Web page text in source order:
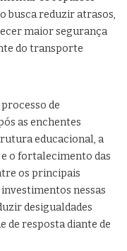
busca reduzir atrasos,
maior segurança
do transporte
de
as enchentes
educacional, a
o fortalecimento das
os principais
nessas
desigualdades
de resposta diante de